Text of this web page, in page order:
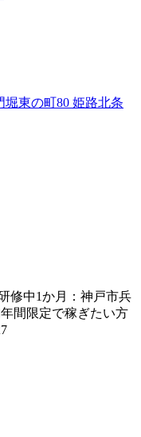
東の町80 姫路北条
修中1か月：神戸市兵
間限定で稼ぎたい方